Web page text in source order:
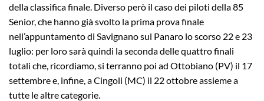
della classifica finale. Diverso però il caso dei piloti della 85
Senior, che hanno già svolto la prima prova finale
nell’appuntamento di Savignano sul Panaro lo scorso 22 e 23
luglio: per loro sarà quindi la seconda delle quattro finali
totali che, ricordiamo, si terranno poi ad Ottobiano (PV) il 17
settembre e, infine, a Cingoli (MC) il 22 ottobre assieme a
tutte le altre categorie.